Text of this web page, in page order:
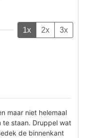
1x 2x 3x
maar niet helemaal
staan. Druppel wat
de binnenkant